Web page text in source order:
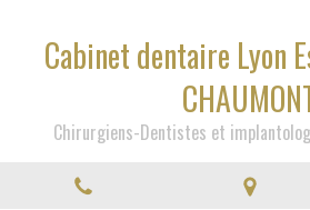
Cabinet dentaire Lyon
Chirurgiens-Dentistes et